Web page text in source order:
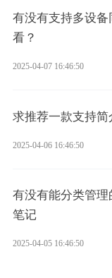
有没有支持多设
看？
2025-04-07 16:46:50
求推荐一款支持
2025-04-06 16:46:50
有没有能分类管
笔记
2025-04-05 16:46:50